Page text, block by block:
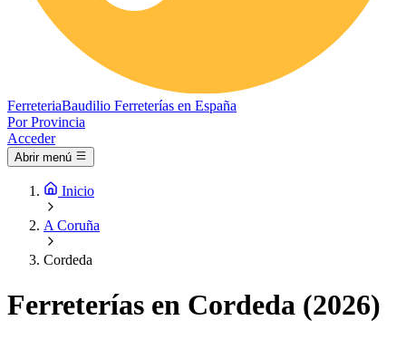
FerreteriaBaudilio Ferreterías en España
Por Provincia
Acceder
Abrir menú
Inicio
A Coruña
Cordeda
Ferreterías en Cordeda (2026)